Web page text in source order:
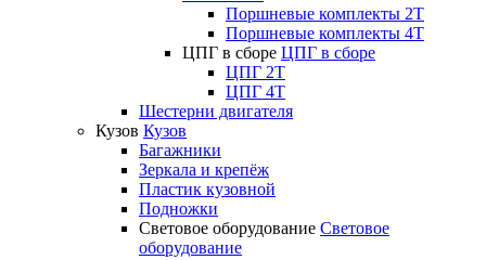
Поршневые комплекты 2T
Поршневые комплекты 4T
ЦПГ в сборе ЦПГ в сборе
ЦПГ 2T
ЦПГ 4T
Шестерни двигателя
Кузов Кузов
Багажники
Зеркала и крепёж
Пластик кузовной
Подножки
Световое оборудование Световое
оборудование